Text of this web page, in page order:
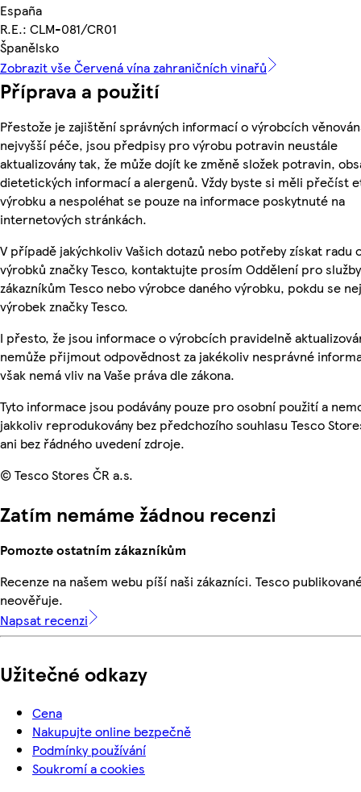
España
R.E.: CLM-081/CR01
Španělsko
Zobrazit vše Červená vína zahraničních vinařů
Příprava a použití
Přestože je zajištění správných informací o výrobcích
nejvyšší péče, jsou předpisy pro výrobu potravin neustále
aktualizovány tak, že může dojít ke změně složek potravin,
dietetických informací a alergenů. Vždy byste si měli přečíst
výrobku a nespoléhat se pouze na informace poskytnuté na
internetových stránkách.
V případě jakýchkoliv Vašich dotazů nebo potřeby získat radu
výrobků značky Tesco, kontaktujte prosím Oddělení pro služby
zákazníkům Tesco nebo výrobce daného výrobku, pokdu se
výrobek značky Tesco.
I přesto, že jsou informace o výrobcích pravidelně
nemůže přijmout odpovědnost za jakékoliv nesprávné
však nemá vliv na Vaše práva dle zákona.
Tyto informace jsou podávány pouze pro osobní použití a
jakkoliv reprodukovány bez předchozího souhlasu Tesco
ani bez řádného uvedení zdroje.
© Tesco Stores ČR a.s.
Zatím nemáme žádnou recenzi
Pomozte ostatním zákazníkům
Recenze na našem webu píší naši zákazníci. Tesco
neověřuje.
Napsat recenzi
Užitečné odkazy
Cena
Nakupujte online bezpečně
Podmínky používání
Soukromí a cookies